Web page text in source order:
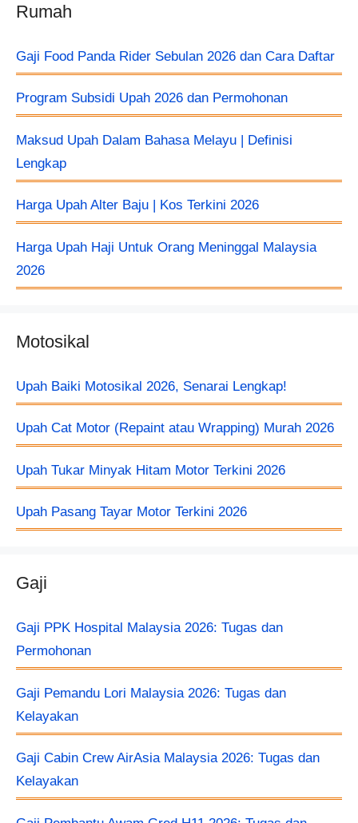
Rumah
Gaji Food Panda Rider Sebulan 2026 dan Cara Daftar
Program Subsidi Upah 2026 dan Permohonan
Maksud Upah Dalam Bahasa Melayu | Definisi
Lengkap
Harga Upah Alter Baju​ | Kos Terkini 2026
Harga Upah Haji Untuk Orang Meninggal Malaysia
2026
Motosikal
Upah Baiki Motosikal 2026, Senarai Lengkap!
Upah Cat Motor (Repaint atau Wrapping) Murah 2026
Upah Tukar Minyak Hitam Motor Terkini 2026
Upah Pasang Tayar Motor Terkini 2026
Gaji
Gaji PPK Hospital Malaysia 2026: Tugas dan
Permohonan
Gaji Pemandu Lori Malaysia 2026: Tugas dan
Kelayakan
Gaji Cabin Crew AirAsia Malaysia 2026: Tugas dan
Kelayakan